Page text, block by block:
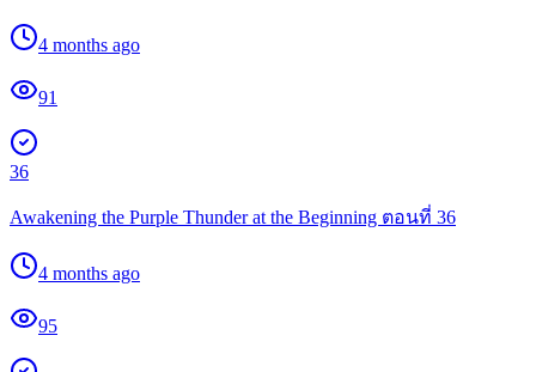
4 months ago
91
36
Awakening the Purple Thunder at the Beginning ตอนที่ 36
4 months ago
95